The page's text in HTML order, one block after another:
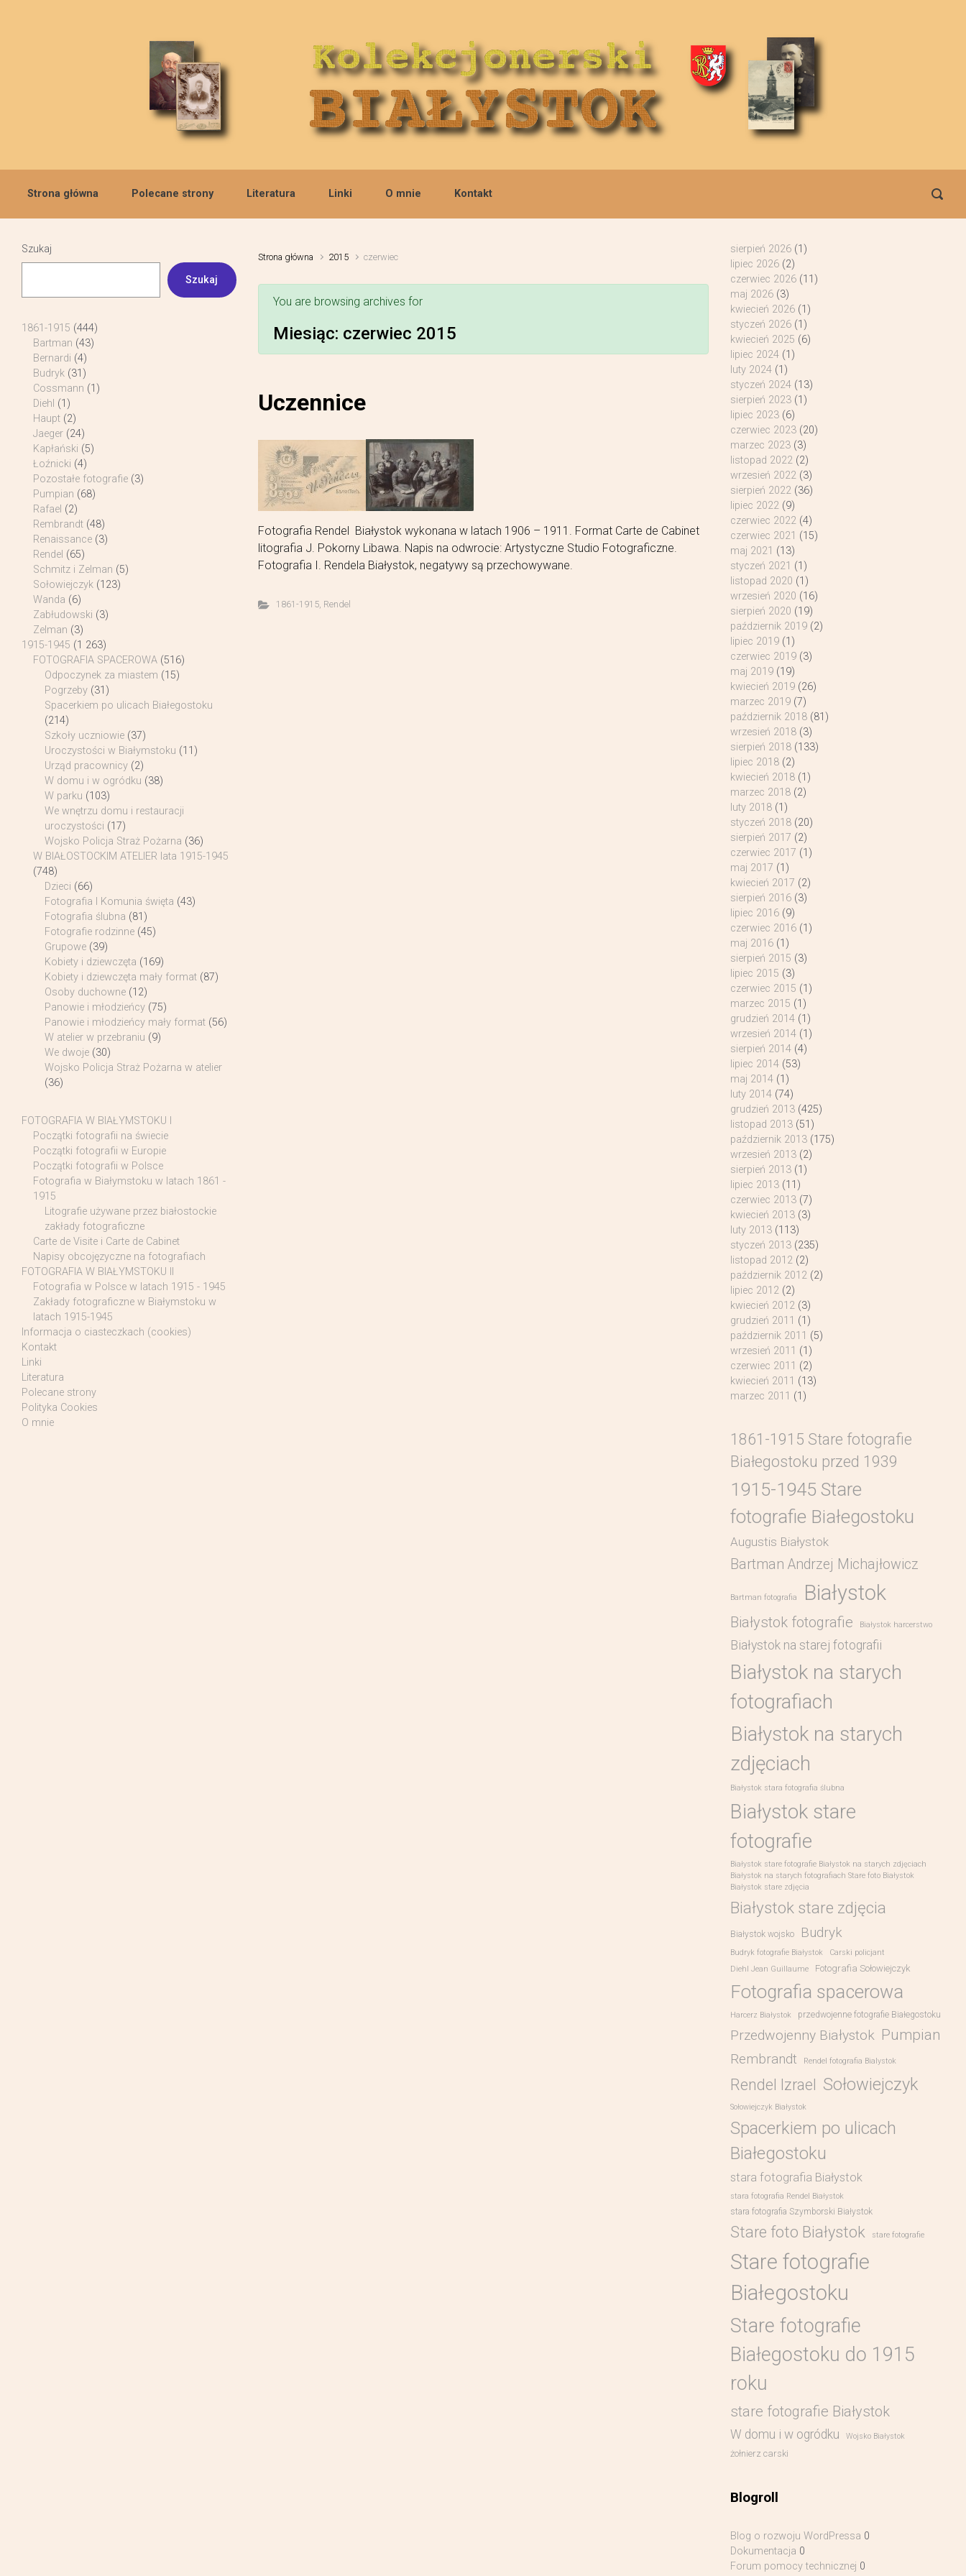
Strona główna Polecane strony Literatura Linki O mnie Kontakt
Strona główna 2015 czerwiec
You are browsing archives for
Miesiąc: czerwiec 2015
Uczennice
Fotografia Rendel Białystok wykonana w latach 1906 – 1911. Format Carte de Cabinet
litografia J. Pokorny Libawa. Napis na odwrocie: Artystyczne Studio Fotograficzne.
Fotografia I. Rendela Białystok, negatywy są przechowywane.
1861-1915, Rendel
Szukaj
Szukaj
1861-1915 (444)
Bartman (43)
Bernardi (4)
Budryk (31)
Cossmann (1)
Diehl (1)
Haupt (2)
Jaeger (24)
Kapłański (5)
Łoźnicki (4)
Pozostałe fotografie (3)
Pumpian (68)
Rafael (2)
Rembrandt (48)
Renaissance (3)
Rendel (65)
Schmitz i Zelman (5)
Sołowiejczyk (123)
Wanda (6)
Zabłudowski (3)
Zelman (3)
1915-1945 (1 263)
FOTOGRAFIA SPACEROWA (516)
Odpoczynek za miastem (15)
Pogrzeby (31)
Spacerkiem po ulicach Białegostoku
(214)
Szkoły uczniowie (37)
Uroczystości w Białymstoku (11)
Urząd pracownicy (2)
W domu i w ogródku (38)
W parku (103)
We wnętrzu domu i restauracji
uroczystości (17)
Wojsko Policja Straż Pożarna (36)
W BIAŁOSTOCKIM ATELIER lata 1915-1945
(748)
Dzieci (66)
Fotografia I Komunia święta (43)
Fotografia ślubna (81)
Fotografie rodzinne (45)
Grupowe (39)
Kobiety i dziewczęta (169)
Kobiety i dziewczęta mały format (87)
Osoby duchowne (12)
Panowie i młodzieńcy (75)
Panowie i młodzieńcy mały format (56)
W atelier w przebraniu (9)
We dwoje (30)
Wojsko Policja Straż Pożarna w atelier
(36)
FOTOGRAFIA W BIAŁYMSTOKU I
Początki fotografii na świecie
Początki fotografii w Europie
Początki fotografii w Polsce
Fotografia w Białymstoku w latach 1861 -
1915
Litografie używane przez białostockie
zakłady fotograficzne
Carte de Visite i Carte de Cabinet
Napisy obcojęzyczne na fotografiach
FOTOGRAFIA W BIAŁYMSTOKU II
Fotografia w Polsce w latach 1915 - 1945
Zakłady fotograficzne w Białymstoku w
latach 1915-1945
Informacja o ciasteczkach (cookies)
Kontakt
Linki
Literatura
Polecane strony
Polityka Cookies
O mnie
sierpień 2026(1)
lipiec 2026(2)
czerwiec 2026(11)
maj 2026(3)
kwiecień 2026(1)
styczeń 2026(1)
kwiecień 2025 (6)
lipiec 2024(1)
luty 2024(1)
styczeń 2024(13)
sierpień 2023(1)
lipiec 2023(6)
czerwiec 2023(20)
marzec 2023(3)
listopad 2022(2)
wrzesień 2022(3)
sierpień 2022(36)
lipiec 2022(9)
czerwiec 2022(4)
czerwiec 2021 (15)
maj 2021 (13)
styczeń 2021 (1)
listopad 2020 (1)
wrzesień 2020 (16)
sierpień 2020 (19)
październik 2019(2)
lipiec 2019(1)
czerwiec 2019(3)
maj 2019(19)
kwiecień 2019(26)
marzec 2019(7)
październik 2018(81)
wrzesień 2018(3)
sierpień 2018(133)
lipiec 2018(2)
kwiecień 2018(1)
marzec 2018(2)
luty 2018(1)
styczeń 2018(20)
sierpień 2017 (2)
czerwiec 2017 (1)
maj 2017 (1)
kwiecień 2017 (2)
sierpień 2016(3)
lipiec 2016(9)
czerwiec 2016(1)
maj 2016(1)
sierpień 2015 (3)
lipiec 2015 (3)
czerwiec 2015 (1)
marzec 2015 (1)
grudzień 2014(1)
wrzesień 2014(1)
sierpień 2014(4)
lipiec 2014(53)
maj 2014(1)
luty 2014(74)
grudzień 2013(425)
listopad 2013(51)
październik 2013(175)
wrzesień 2013(2)
sierpień 2013(1)
lipiec 2013(11)
czerwiec 2013(7)
kwiecień 2013(3)
luty 2013(113)
styczeń 2013(235)
listopad 2012(2)
październik 2012(2)
lipiec 2012(2)
kwiecień 2012(3)
grudzień 2011 (1)
październik 2011 (5)
wrzesień 2011 (1)
czerwiec 2011 (2)
kwiecień 2011 (13)
marzec 2011 (1)
1861-1915 Stare fotografie
Białegostoku przed 1939
1915-1945 Stare
fotografie Białegostoku
Augustis Białystok
Bartman Andrzej Michajłowicz
Bartman fotografia Białystok
Białystok fotografie Białystok harcerstwo
Białystok na starej fotografii
Białystok na starych
fotografiach
Białystok na starych
zdjęciach
Białystok stara fotografia ślubna
Białystok stare
fotografie
Białystok stare fotografie Białystok na starych zdjęciach
Białystok na starych fotografiach Stare foto Białystok
Białystok stare zdjęcia
Białystok stare zdjęcia
Białystok wojsko Budryk
Budryk fotografie Białystok
Carski policjant
Diehl Jean Guillaume
Fotografia Sołowiejczyk
Fotografia spacerowa
Harcerz Białystok przedwojenne fotografie Białegostoku
Przedwojenny Białystok Pumpian
Rembrandt Rendel fotografia Bialystok
Rendel Izrael Sołowiejczyk
Sołowiejczyk Białystok
Spacerkiem po ulicach
Białegostoku
stara fotografia Białystok
stara fotografia Rendel Białystok
stara fotografia Szymborski Białystok
Stare foto Białystok stare fotografie
Stare fotografie
Białegostoku
Stare fotografie
Białegostoku do 1915
roku
stare fotografie Białystok
W domu i w ogródku Wojsko Białystok
żołnierz carski
Blogroll
Blog o rozwoju WordPressa 0
Dokumentacja 0
Forum pomocy technicznej 0